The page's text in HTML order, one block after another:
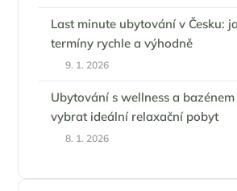
Last minute ubytování v Česku:
termíny rychle a výhodně
9. 1. 2026
Ubytování s wellness a bazénem
vybrat ideální relaxační pobyt
8. 1. 2026